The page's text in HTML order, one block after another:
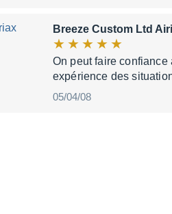
Breeze Custom Ltd
On peut faire
expérience des
05/04/08